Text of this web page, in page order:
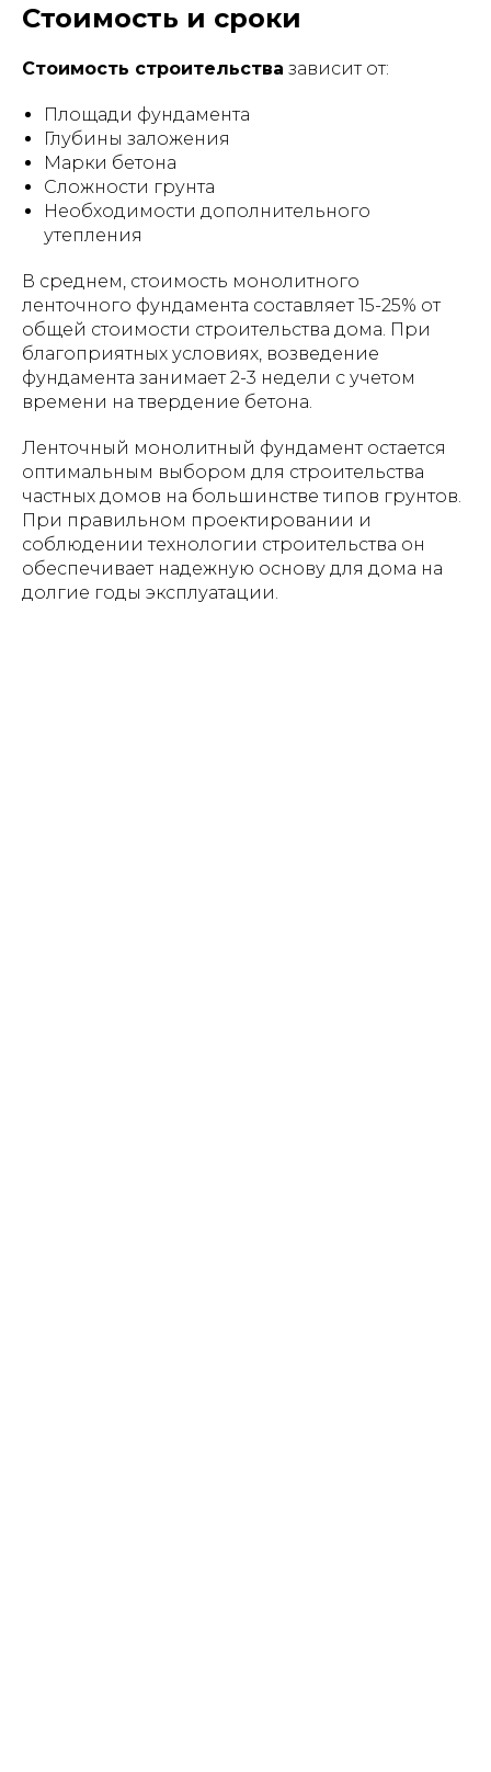
Стоимость и сроки
Стоимость строительства зависит от:
Площади фундамента
Глубины заложения
Марки бетона
Сложности грунта
Необходимости дополнительного
утепления
В среднем, стоимость монолитного
ленточного фундамента составляет 15-25% от
общей стоимости строительства дома. При
благоприятных условиях, возведение
фундамента занимает 2-3 недели с учетом
времени на твердение бетона.
Ленточный монолитный фундамент остается
оптимальным выбором для строительства
частных домов на большинстве типов грунтов.
При правильном проектировании и
соблюдении технологии строительства он
обеспечивает надежную основу для дома на
долгие годы эксплуатации.